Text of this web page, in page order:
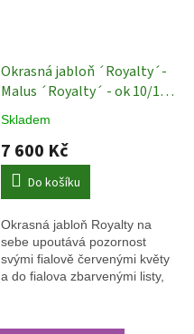
Okrasná jabloň ´Royalty´-
Malus ´Royalty´ - ok 10/12
Okrasné ovocné stromy
Skladem
7 600 Kč
Do košíku
Okrasná jabloň Royalty na
sebe upoutává pozornost
svými fialově červenými květy
a do fialova zbarvenými listy,